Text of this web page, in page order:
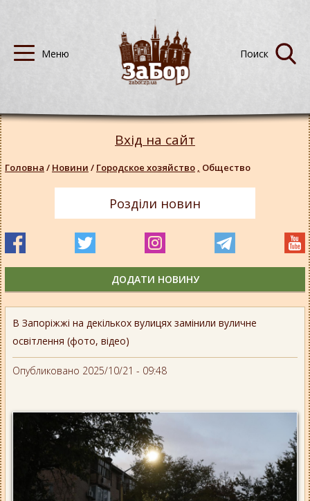
В Запоріжжі на декількох вулицях замінили вуличне
освітлення (фото, відео)
Опубликовано 2025/10/21 - 09:48
Вхід на сайт
Головна / Новини / Городское хозяйство , Общество
Розділи новин
ДОДАТИ НОВИНУ